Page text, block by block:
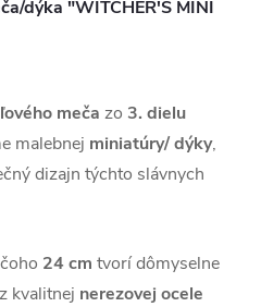
dýka "WITCHER'S MINI
meča zo 3. dielu
malebnej miniatúry/ dýky,
dizajn týchto slávnych
24 cm tvorí dômyselne
kvalitnej nerezovej ocele